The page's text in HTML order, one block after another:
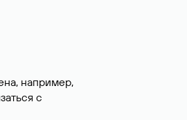
например,
с